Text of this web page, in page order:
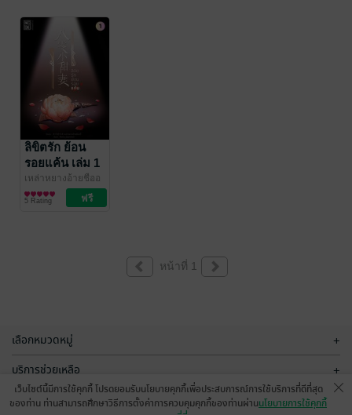
ลิขิตรัก ย้อน
รอยแค้น เล่ม 1
เหล่าหยางอ้ายชืออ
วี๋ (老羊爱吃鱼)/ Ink
Stone
นิยายรัก
5 Rating
หน้าที่ 1
เลือกหมวดหมู่ +
บริการช่วยเหลือ +
เกี่ยวกับเรา
เว็บไซต์นี้มีการใช้คุกกี้ โปรดยอมรับนโยบายคุกกี้เพื่อประสบการณ์การใช้บริการที่ดีที่สุด
ของท่าน ท่านสามารถศึกษาวิธีการตั้งค่าการควบคุมคุกกี้ของท่านผ่านนโยบายการใช้คุกกี้